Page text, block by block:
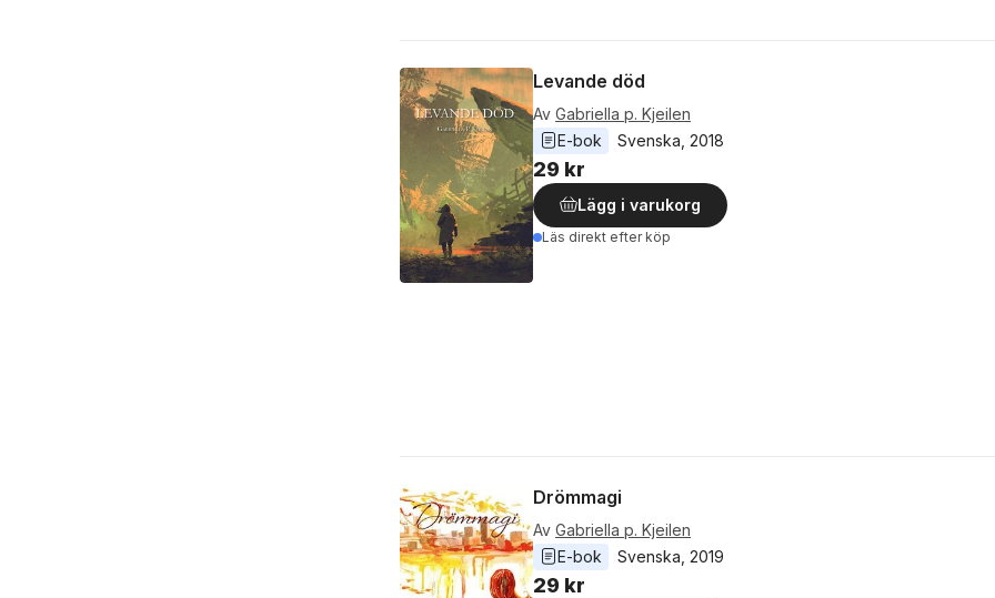
Levande död
Av Gabriella p. Kjeilen
E-bok
Svenska 2018
29 kr
Lägg i varukorg
Läs direkt efter köp
Drömmagi
Av Gabriella p. Kjeilen
E-bok
Svenska 2019
29 kr